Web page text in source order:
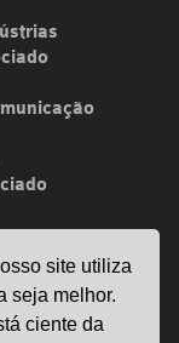
site utiliza
seja melhor.
ciente da